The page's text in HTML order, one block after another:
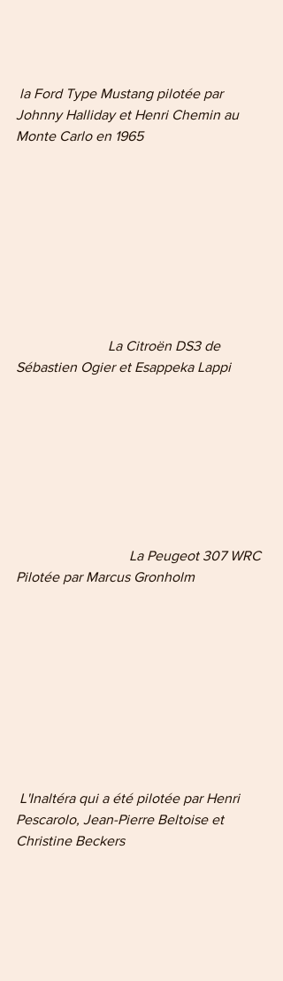
la Ford Type Mustang pilotée par
Johnny Halliday et Henri Chemin au
Monte Carlo en 1965
Sébastien Ogier et Esappeka Lappi
La Peugeot 307 WRC
Pilotée par Marcus Gronholm
L'Inaltéra qui a été pilotée par Henri
Pescarolo, Jean-Pierre Beltoise et
Christine Beckers